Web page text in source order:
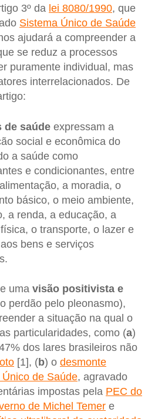
3º da lei 8080/1990, que
Sistema Único de Saúde
ajudará a compreender a
se reduz a processos
puramente individual, mas
interrelacionados. De
de saúde expressam a
social e econômica do
a saúde como
e condicionantes, entre
a moradia, o
básico, o meio ambiente,
a renda, a educação, a
o transporte, o lazer e
bens e serviços
uma visão positivista e
perdão pelo pleonasmo),
a situação na qual o
particularidades, como (a)
dos lares brasileiros não
[1], (b) o desmonte
de Saúde, agravado
impostas pela PEC do
de Michel Temer e